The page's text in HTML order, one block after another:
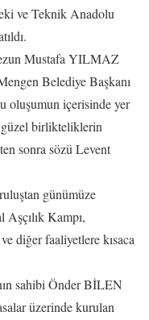
ve Teknik Anadolu
Mustafa YILMAZ
Belediye Başkanı
oluşumun içerisinde yer
birlikteliklerin
sonra sözü Levent
günümüze
Kampı,
diğer faaliyetlere kısaca
sahibi Önder BİLEN
üzerinde kurulan